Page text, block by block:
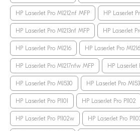
HP LaserJet Pro M1212nf MFP HP LaserJet
HP LaserJet Pro M1213nf MFP HP LaserJet
HP LaserJet Pro M1216 HP LaserJet Pro
HP LaserJet Pro M1217nfw MFP HP LaserJet
HP LaserJet Pro M1530 HP LaserJet Pro
HP LaserJet Pro P1101 HP LaserJet Pro P1102
HP LaserJet Pro P1102w HP LaserJet Pro